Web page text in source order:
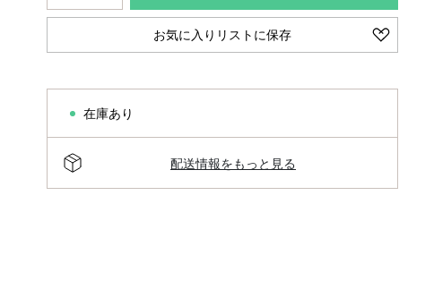
お気に入りリストに保存
在庫あり
配送情報をもっと見る